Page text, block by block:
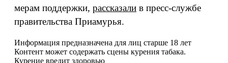
мерам поддержки, рассказали в пресс-службе
правительства Приамурья.
Информация предназначена для лиц старше 18 лет
Контент может содержать сцены курения табака.
Курение вредит здоровью